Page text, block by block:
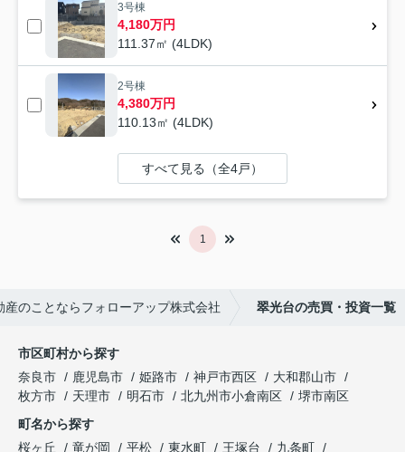
3号棟
4,180万円
111.37㎡ (4LDK)
2号棟
4,380万円
110.13㎡ (4LDK)
すべて見る（全4戸）
1
産のことならフォローアップ株式会社 翠光台の売買・投資一覧
市区町村から探す
奈良市
鹿児島市 姫路市 神戸市西区
大和郡山市
枚方市
天理市 明石市 北九州市小倉南区
堺市南区
町名から探す
桜ヶ丘
竜が岡 平松 東水町 王塚台
九条町